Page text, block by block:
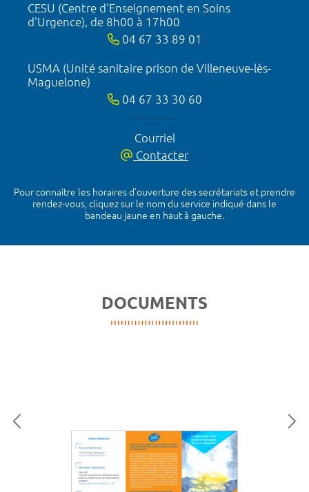
CESU (Centre d'Enseignement en Soins
d'Urgence), de 8h00 à 17h00
04 67 33 89 01
USMA (Unité sanitaire prison de Villeneuve-lès-
Maguelone)
04 67 33 30 60
Courriel
Contacter
Pour connaître les horaires d’ouverture des secrétariats et prendre
rendez-vous, cliquez sur le nom du service indiqué dans le
bandeau jaune en haut à gauche.
DOCUMENTS